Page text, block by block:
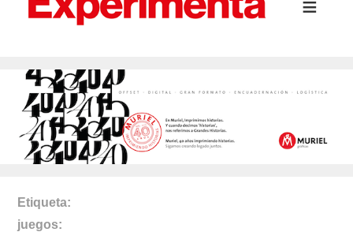
Etiqueta
juegos